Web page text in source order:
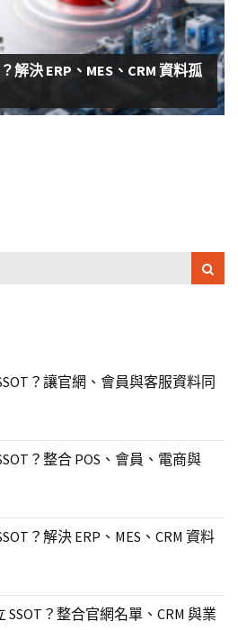
解決 ERP、MES、CRM 資料孤
？讓官網、會員與客服資料同
？整合 POS、會員、電商與
？解決 ERP、MES、CRM 資料
SSOT？整合官網名單、CRM 與業